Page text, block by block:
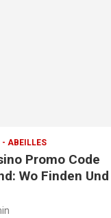
- ABEILLES
Promo Code
Wo Finden Und